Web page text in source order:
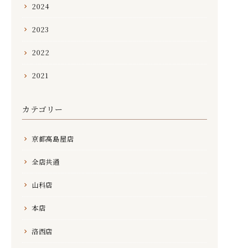
2024
2023
2022
2021
カテゴリー
京都高島屋店
全店共通
山科店
本店
洛西店